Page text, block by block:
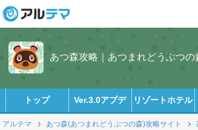
あつ森攻略｜あつまれどうぶつの
トップ Ver.3.0アプデ リゾートホテル
アルテマ あつ森(あつまれどうぶつの森)攻略サイト